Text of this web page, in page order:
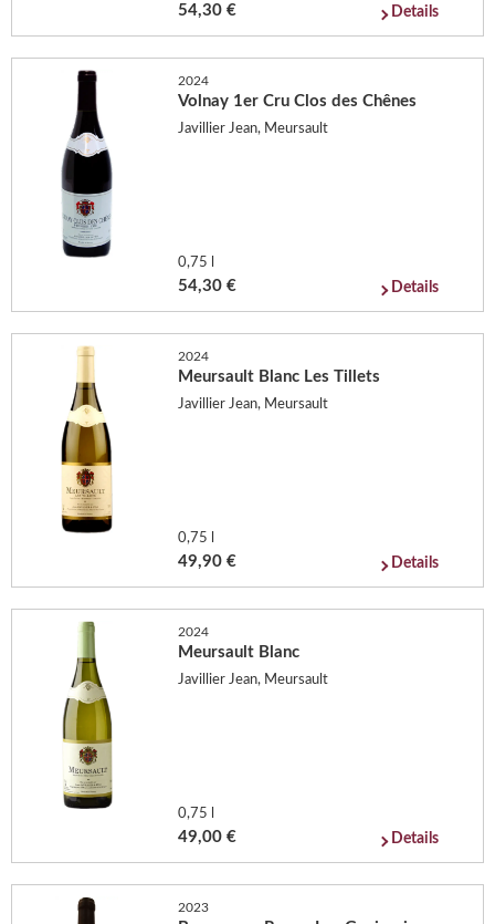
54,30 € Details
2024
Volnay 1er Cru Clos des Chênes
Javillier Jean, Meursault
0,75 l
54,30 € Details
2024
Meursault Blanc Les Tillets
Javillier Jean, Meursault
0,75 l
49,90 € Details
2024
Meursault Blanc
Javillier Jean, Meursault
0,75 l
49,00 € Details
2023